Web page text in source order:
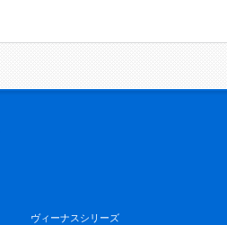
ヴィーナスシリーズ